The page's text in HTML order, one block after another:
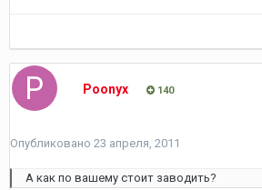
Poonyx 140
Опубликовано 23 апреля, 2011
А как по вашему стоит заводить?